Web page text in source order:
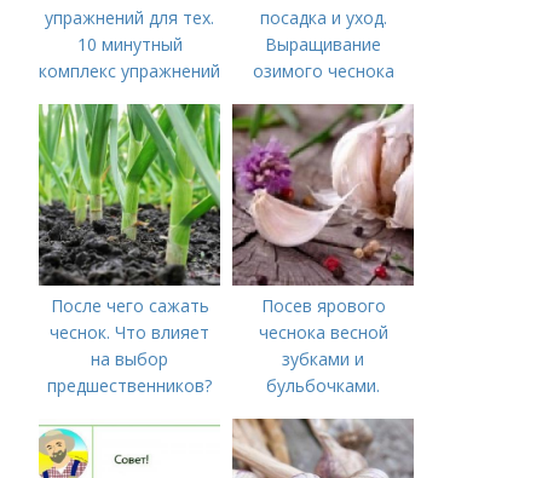
упражнений для тех.
10 минутный
комплекс упражнений
времени на спорт
посадка и уход.
Выращивание
озимого чеснока
После чего сажать
чеснок. Что влияет
на выбор
предшественников?
Посев ярового
чеснока весной
зубками и
бульбочками.
посадки озимого
чеснока